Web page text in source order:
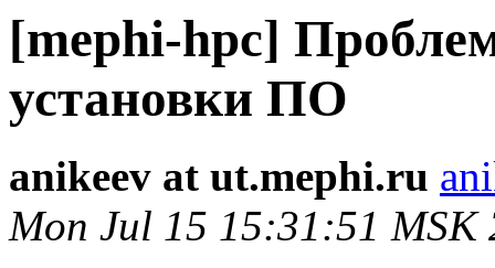
[mephi-hpc]
установки ПО
anikeev at ut.mephi.ru
Mon Jul 15 15:31:51 MSK